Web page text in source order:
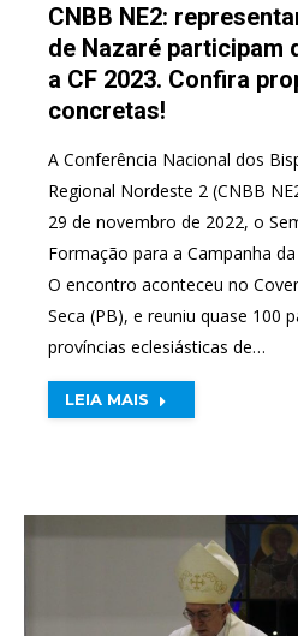
CNBB NE2:
de Nazaré participam
a CF 2023. Confira
concretas!
A Conferência Nacional dos
Regional Nordeste 2 (CNBB
29 de novembro de 2022, o
Formação para a Campanha
O encontro aconteceu no
Seca (PB), e reuniu quase 100
províncias eclesiásticas de…
LEIA MAIS